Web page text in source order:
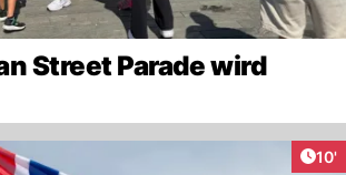
Street Parade wird
10'